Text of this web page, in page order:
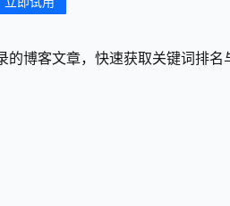
博客文章，快速获取关键词排